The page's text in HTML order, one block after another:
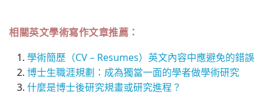
相關英文學術寫作文章推薦：
學術簡歷（CV – Resumes）英文內容中應避免的錯誤
博士生職涯規劃：成為獨當一面的學者做學術研究
什麼是博士後研究規畫或研究進程？